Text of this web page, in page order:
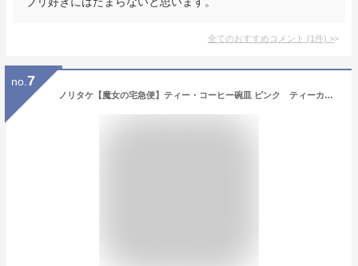
全てのおすすめコメント (1件) >
no. 7
ノリタケ【魔女の宅急便】ティー・コーヒー碗皿 ピンク ティーカップ/コーヒーカップ/カップ＆ソーサー スタジオジブリ作品 テーブルウェア noritake studio ghibli【pointn】【コンビニ受取対応商品】